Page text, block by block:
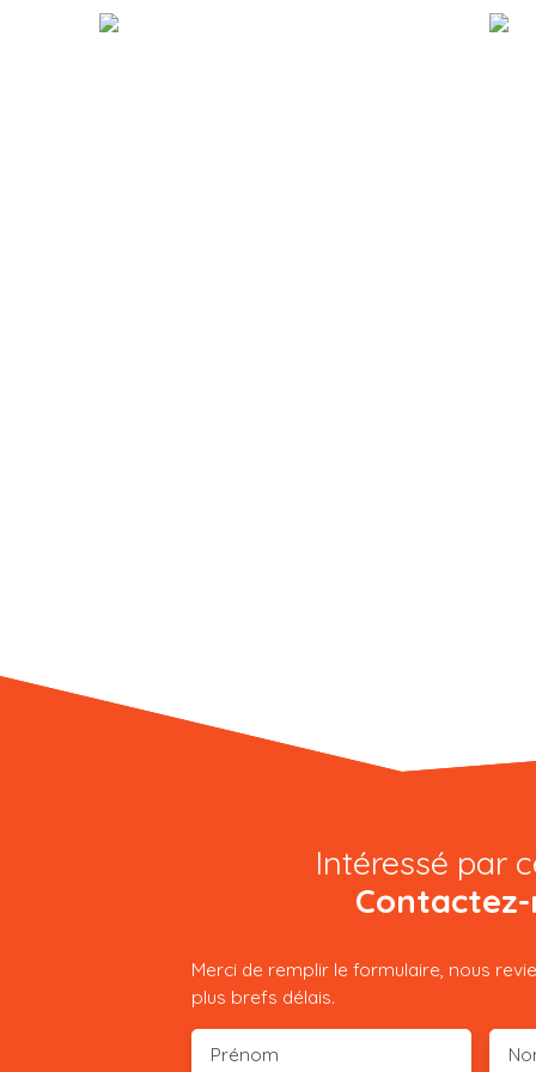
Intéressé par
Merci de remplir le formulaire, nous
plus brefs délais.
Prénom